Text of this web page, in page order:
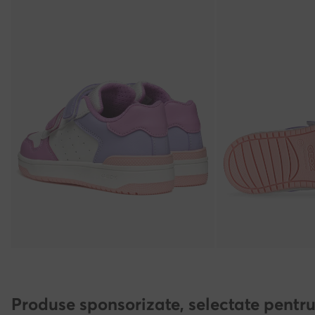
Produse sponsorizate, selectate